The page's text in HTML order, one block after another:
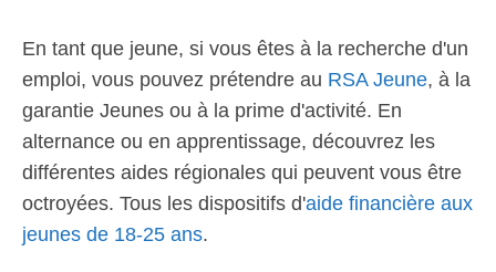
En tant que jeune, si vous êtes à la recherche d'un
emploi, vous pouvez prétendre au RSA Jeune, à la
garantie Jeunes ou à la prime d'activité. En
alternance ou en apprentissage, découvrez les
différentes aides régionales qui peuvent vous être
octroyées. Tous les dispositifs d'aide financière aux
jeunes de 18-25 ans.